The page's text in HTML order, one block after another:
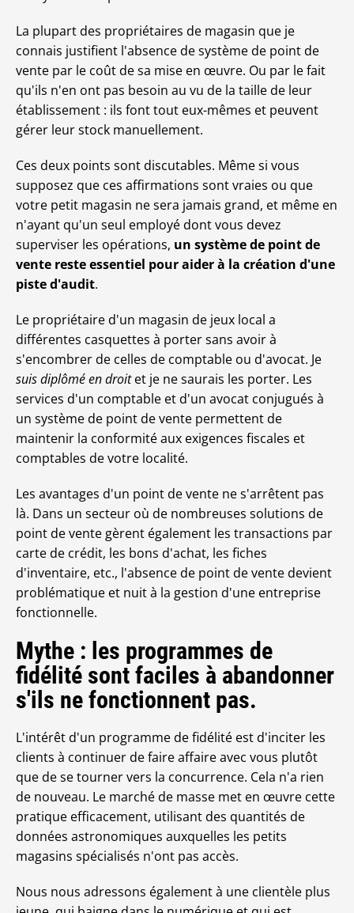
La plupart des propriétaires de magasin que je
connais justifient l'absence de système de point de
vente par le coût de sa mise en œuvre. Ou par le fait
qu'ils n'en ont pas besoin au vu de la taille de leur
établissement : ils font tout eux-mêmes et peuvent
gérer leur stock manuellement.
Ces deux points sont discutables. Même si vous
supposez que ces affirmations sont vraies ou que
votre petit magasin ne sera jamais grand, et même en
n'ayant qu'un seul employé dont vous devez
superviser les opérations, un système de point de
vente reste essentiel pour aider à la création d'une
piste d'audit.
Le propriétaire d'un magasin de jeux local a
différentes casquettes à porter sans avoir à
s'encombrer de celles de comptable ou d'avocat. Je
suis diplômé en droitet je ne saurais les porter. Les
services d'un comptable et d'un avocat conjugués à
un système de point de vente permettent de
maintenir la conformité aux exigences fiscales et
comptables de votre localité.
Les avantages d'un point de vente ne s'arrêtent pas
là. Dans un secteur où de nombreuses solutions de
point de vente gèrent également les transactions par
carte de crédit, les bons d'achat, les fiches
d'inventaire, etc., l'absence de point de vente devient
problématique et nuit à la gestion d'une entreprise
fonctionnelle.
Mythe : les programmes de
fidélité sont faciles à abandonner
s'ils ne fonctionnent pas.
L'intérêt d'un programme de fidélité est d'inciter les
clients à continuer de faire affaire avec vous plutôt
que de se tourner vers la concurrence. Cela n'a rien
de nouveau. Le marché de masse met en œuvre cette
pratique efficacement, utilisant des quantités de
données astronomiques auxquelles les petits
magasins spécialisés n'ont pas accès.
Nous nous adressons également à une clientèle plus